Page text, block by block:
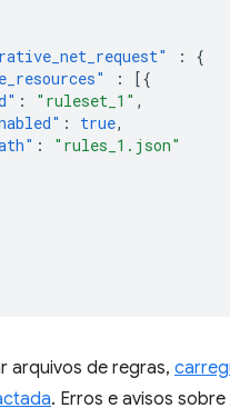
:
{
:
[{
: "ruleset_1" ,
: true,
:
"rules_1.json"
arquivos de regras,
. Erros e avisos